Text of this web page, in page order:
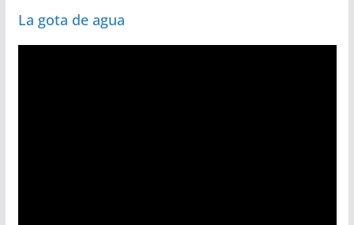
La gota de agua